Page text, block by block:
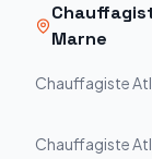
Marne
Chauffagiste
Chauffagiste